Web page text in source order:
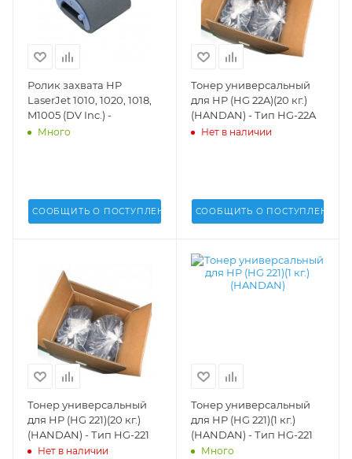
Ролик захвата HP
LaserJet 1010, 1020, 1018,
M1005 (DV Inc.) -
Много
СООБЩИТЬ О ПОСТУПЛЕНИИ
Тонер универсальный
для HP (HG 22A)(20 кг.)
(HANDAN) - Тип HG-22A
Нет в наличии
СООБЩИТЬ О ПОСТУПЛЕНИИ
Тонер универсальный
для HP (HG 221)(20 кг.)
(HANDAN) - Тип HG-221
Нет в наличии
Тонер универсальный
для HP (HG 221)(1 кг.)
(HANDAN) - Тип HG-221
Много